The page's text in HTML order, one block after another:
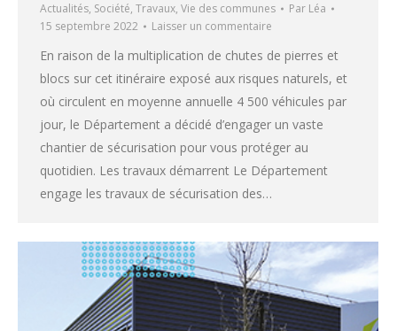
Actualités, Société, Travaux, Vie des communes Par Léa
15 septembre 2022
Laisser un commentaire
En raison de la multiplication de chutes de pierres et
blocs sur cet itinéraire exposé aux risques naturels, et
où circulent en moyenne annuelle 4 500 véhicules par
jour, le Département a décidé d’engager un vaste
chantier de sécurisation pour vous protéger au
quotidien. Les travaux démarrent Le Département
engage les travaux de sécurisation des…